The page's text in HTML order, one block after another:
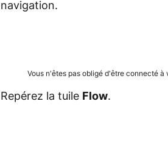
navigation.
Vous n'êtes pas obligé d'être connecté
Repérez la tuile Flow.